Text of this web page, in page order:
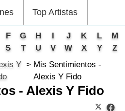
Top Artistas
F G H I J K L
M
S T U V W X Y
Z
Y
Mis Sentimientos -
Alexis Y Fido
- Alexis Y Fido